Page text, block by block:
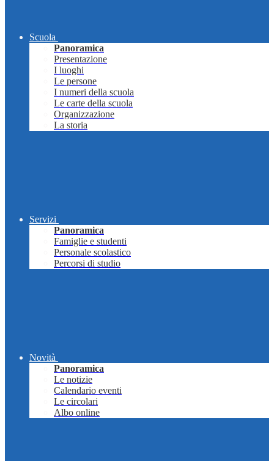
Scuola
Panoramica
Presentazione
I luoghi
Le persone
I numeri della scuola
Le carte della scuola
Organizzazione
La storia
Servizi
Panoramica
Famiglie e studenti
Personale scolastico
Percorsi di studio
Novità
Panoramica
Le notizie
Calendario eventi
Le circolari
Albo online